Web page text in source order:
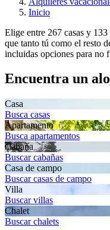
Inicio
Elige entre 267 casas y
que tanto tú como el resto
incluidas opciones para no
Encuentra un
Casa
Busca casas
Apartamento
Busca apartamentos
Cabaña
Buscar cabañas
Casa de campo
Buscar casas de campo
Villa
Buscar villas
Chalet
Buscar chalets